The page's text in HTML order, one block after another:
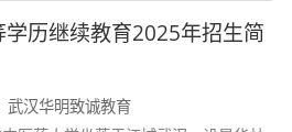
高升专）：
人历继续教育2025年招生简
武汉华明致诚教育